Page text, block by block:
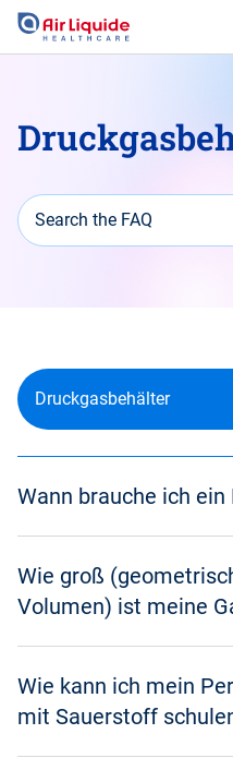
Zum
Hauptinhalt
Search the FAQ
Druckgasbehälter
Fachbegriffe
Lagerung von
Produkte und Services
Rechnung und Vertrag
Wann brauche ich ein
Wie groß
Volumen) ist meine
Wie kann ich mein
mit Sauerstoff